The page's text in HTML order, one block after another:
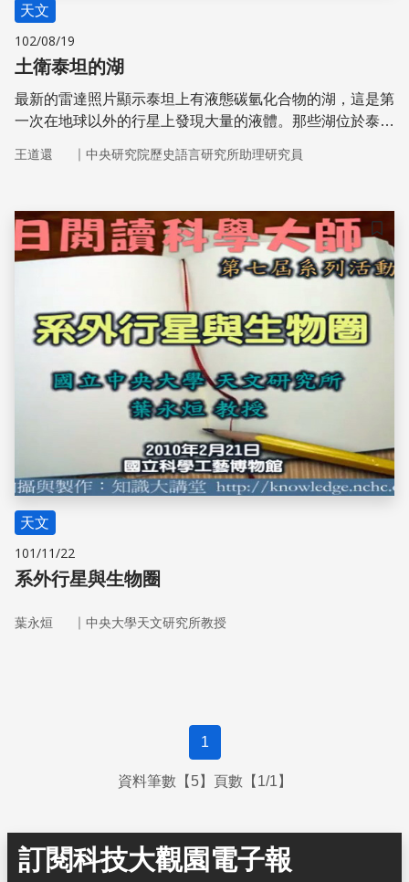
天文
102/08/19
土衛泰坦的湖
最新的雷達照片顯示泰坦上有液態碳氫化合物的湖，這是第
一次在地球以外的行星上發現大量的液體。那些湖位於泰坦
王道還 ｜ 中央研究院歷史語言研究所助理研究員
儲存
天文
101/11/22
系外行星與生物圈
葉永烜 ｜ 中央大學天文研究所教授
1
資料筆數【5】頁數【1/1】
訂閱科技大觀園電子報